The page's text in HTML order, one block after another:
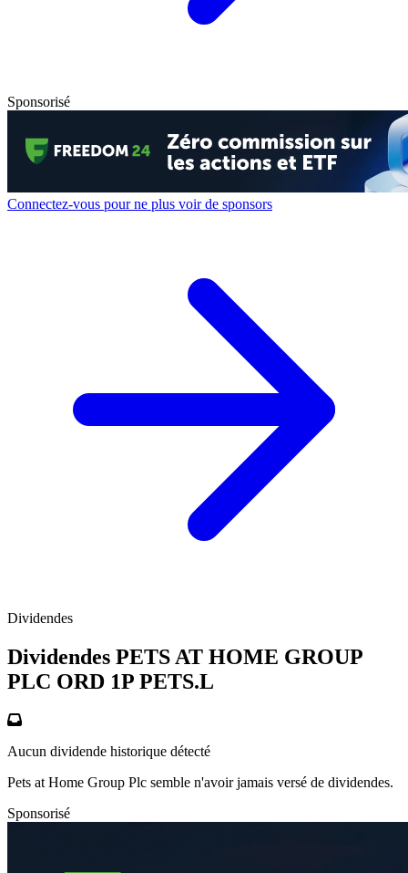
Sponsorisé
Connectez-vous pour ne plus voir de sponsors
Dividendes
Dividendes PETS AT HOME GROUP
PLC ORD 1P PETS.L
Aucun dividende historique détecté
Pets at Home Group Plc semble n'avoir jamais versé de dividendes.
Sponsorisé